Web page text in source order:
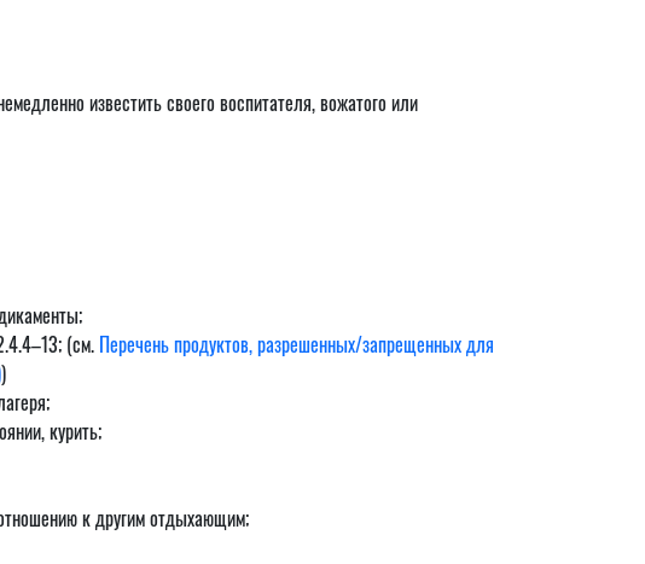
известить своего воспитателя, вожатого или
(см. Перечень продуктов, разрешенных/запрещенных для
)
курить;
к другим отдыхающим;